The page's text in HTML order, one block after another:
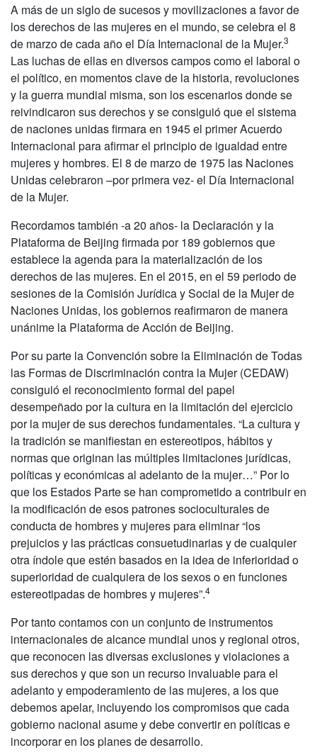
A más de un siglo de sucesos y movilizaciones a favor de
los derechos de las mujeres en el mundo, se celebra el 8
de marzo de cada año el Día Internacional de la Mujer.3
Las luchas de ellas en diversos campos como el laboral o
el político, en momentos clave de la historia, revoluciones
y la guerra mundial misma, son los escenarios donde se
reivindicaron sus derechos y se consiguió que el sistema
de naciones unidas firmara en 1945 el primer Acuerdo
Internacional para afirmar el principio de igualdad entre
mujeres y hombres. El 8 de marzo de 1975 las Naciones
Unidas celebraron –por primera vez- el Día Internacional
de la Mujer.
Recordamos también -a 20 años- la Declaración y la
Plataforma de Beijing firmada por 189 gobiernos que
establece la agenda para la materialización de los
derechos de las mujeres. En el 2015, en el 59 periodo de
sesiones de la Comisión Jurídica y Social de la Mujer de
Naciones Unidas, los gobiernos reafirmaron de manera
unánime la Plataforma de Acción de Beijing.
Por su parte la Convención sobre la Eliminación de Todas
las Formas de Discriminación contra la Mujer (CEDAW)
consiguió el reconocimiento formal del papel
desempeñado por la cultura en la limitación del ejercicio
por la mujer de sus derechos fundamentales. “La cultura y
la tradición se manifiestan en estereotipos, hábitos y
normas que originan las múltiples limitaciones jurídicas,
políticas y económicas al adelanto de la mujer…” Por lo
que los Estados Parte se han comprometido a contribuir en
la modificación de esos patrones socioculturales de
conducta de hombres y mujeres para eliminar “los
prejuicios y las prácticas consuetudinarias y de cualquier
otra índole que estén basados en la idea de inferioridad o
superioridad de cualquiera de los sexos o en funciones
estereotipadas de hombres y mujeres”.4
Por tanto contamos con un conjunto de instrumentos
internacionales de alcance mundial unos y regional otros,
que reconocen las diversas exclusiones y violaciones a
sus derechos y que son un recurso invaluable para el
adelanto y empoderamiento de las mujeres, a los que
debemos apelar, incluyendo los compromisos que cada
gobierno nacional asume y debe convertir en políticas e
incorporar en los planes de desarrollo.